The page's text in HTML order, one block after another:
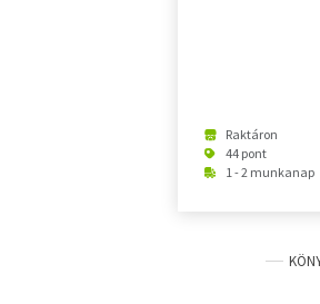
Raktáron
44 pont
1 - 2 munkanap